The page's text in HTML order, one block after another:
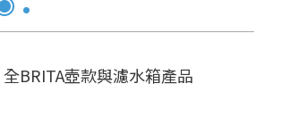
BRITA壺款與濾水箱產品